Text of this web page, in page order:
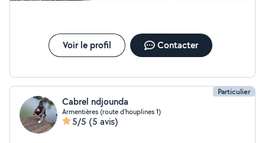
Voir le profil Contacter
Particulier
Cabrel ndjounda
Armentières (route d'houplines 1)
5/5 (5 avis)